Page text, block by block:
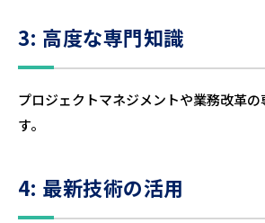
3: 高度な専門知識
プロジェクトマネジメントや業務改革
す。
4: 最新技術の活用